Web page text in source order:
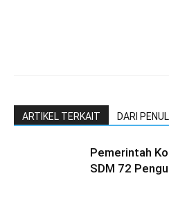
ARTIKEL TERKAIT DARI
Pemerintah
SDM 72